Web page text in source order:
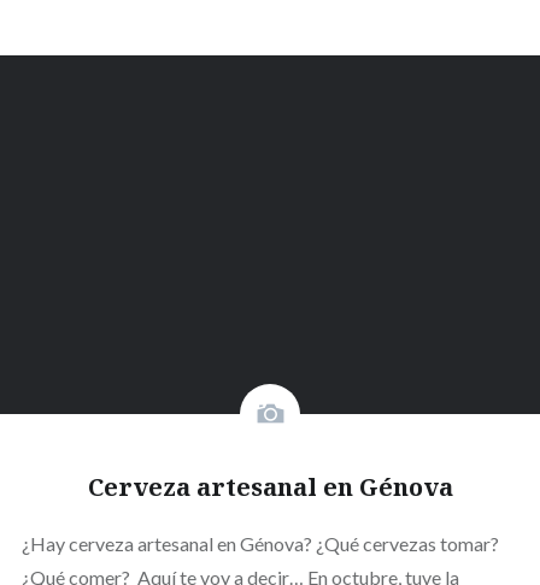
Cerveza artesanal en Génova
¿Hay cerveza artesanal en Génova? ¿Qué cervezas tomar?
¿Qué comer? Aquí te voy a decir… En octubre, tuve la